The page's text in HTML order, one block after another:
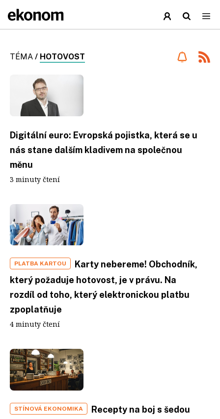
TÉMA / HOTOVOST
Digitální euro: Evropská pojistka, která se u
nás stane dalším kladivem na společnou
měnu
3 minuty čtení
PLATBA KARTOU
Karty nebereme! Obchodník,
který požaduje hotovost, je v právu. Na
rozdíl od toho, který elektronickou platbu
zpoplatňuje
4 minuty čtení
STÍNOVÁ EKONOMIKA
Recepty na boj s šedou